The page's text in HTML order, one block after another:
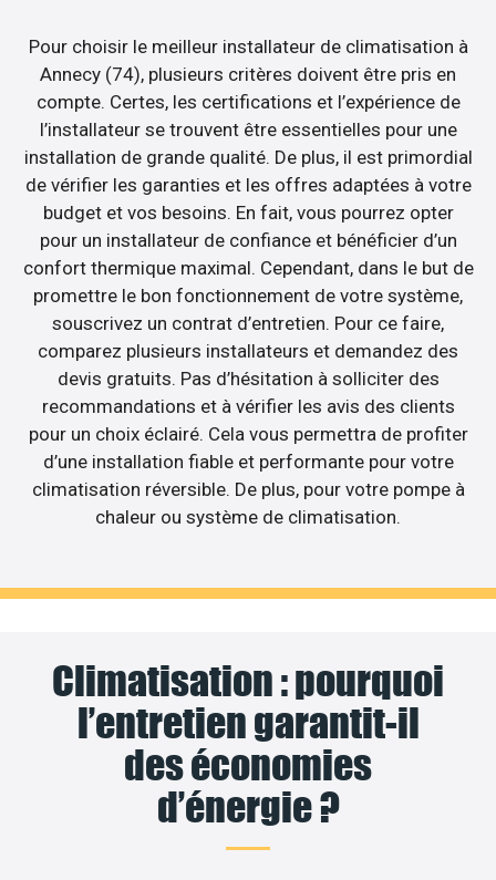
Pour choisir le meilleur installateur de climatisation à
Annecy (74), plusieurs critères doivent être pris en
compte. Certes, les certifications et l’expérience de
l’installateur se trouvent être essentielles pour une
installation de grande qualité. De plus, il est primordial
de vérifier les garanties et les offres adaptées à votre
budget et vos besoins. En fait, vous pourrez opter
pour un installateur de confiance et bénéficier d’un
confort thermique maximal. Cependant, dans le but de
promettre le bon fonctionnement de votre système,
souscrivez un contrat d’entretien. Pour ce faire,
comparez plusieurs installateurs et demandez des
devis gratuits. Pas d’hésitation à solliciter des
recommandations et à vérifier les avis des clients
pour un choix éclairé. Cela vous permettra de profiter
d’une installation fiable et performante pour votre
climatisation réversible. De plus, pour votre pompe à
chaleur ou système de climatisation.
Climatisation : pourquoi
l’entretien garantit-il
des économies
d’énergie ?